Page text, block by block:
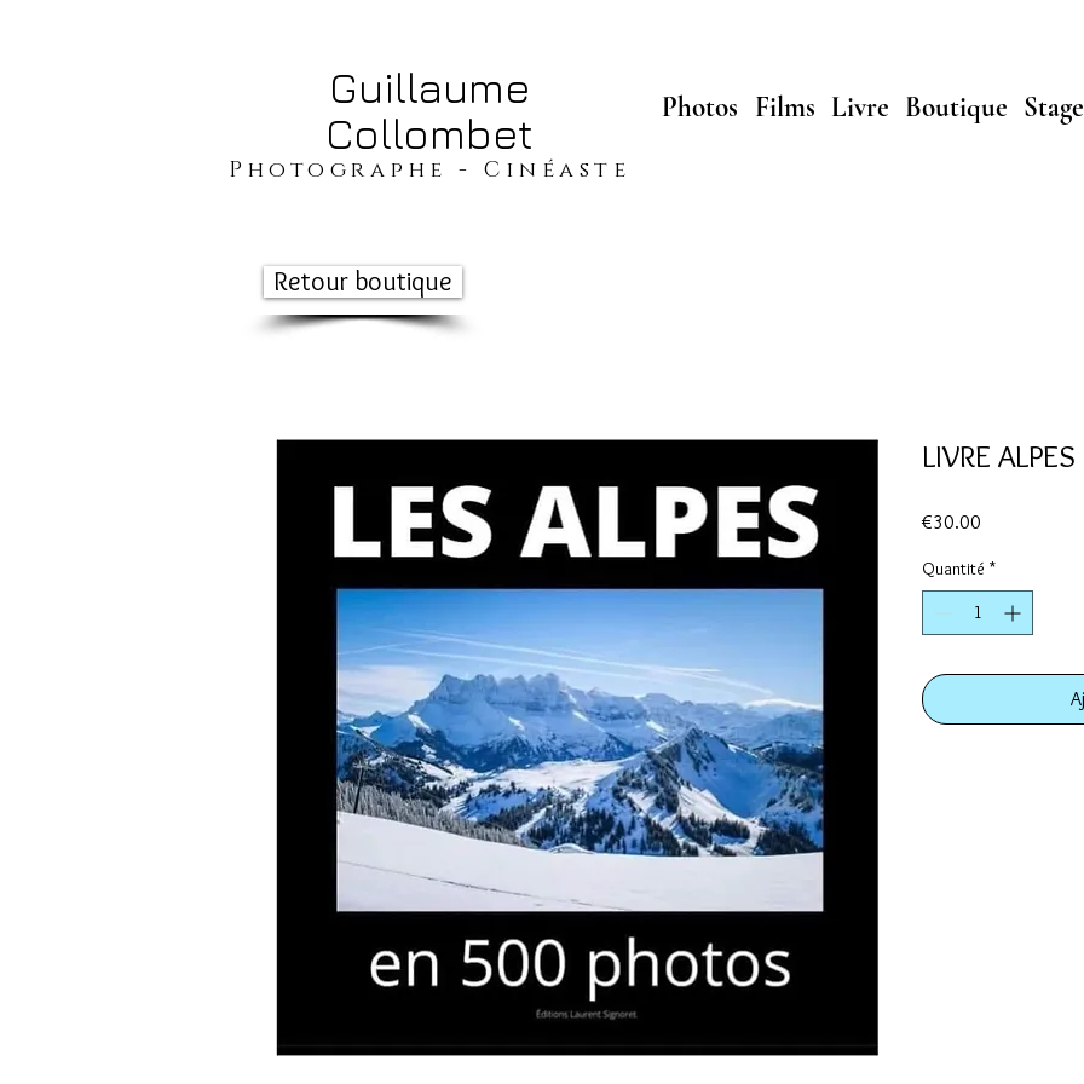
​​​​​​​Guillaume
Collombet
​​​Photographe - Cinéaste
Photos Films Livre Boutique
LIVRE ALPES
€30.00
Quantité *
Retour boutique